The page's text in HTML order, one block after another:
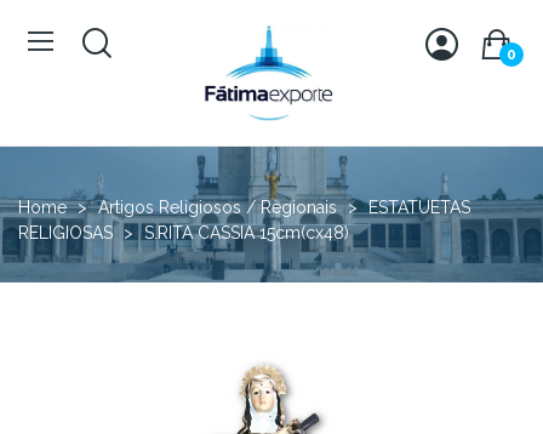
0
Home Artigos Religiosos / Regionais
ESTATUETAS
RELIGIOSAS
S.RITA CASSIA 15cm(cx48)